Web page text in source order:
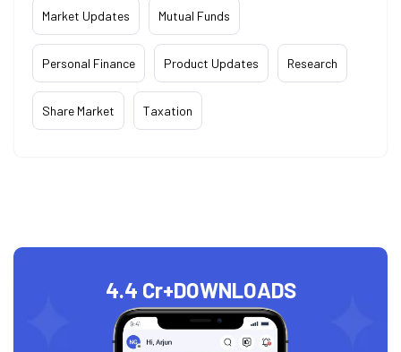
Market Updates Mutual Funds
Personal Finance Product Updates Research
Share Market Taxation
4.4 Cr+DOWNLOADS